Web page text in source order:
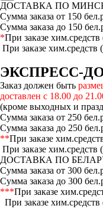
ДОСТАВКА ПО
Сумма заказа от 150
Сумма заказа до 150
*При заказе
При заказе
ЭКСПРЕСС-
Заказ должен быть
доставлен с 18.00 до
(кроме выходных и
Сумма заказа от 250
Сумма заказа до 250
**При заказе
При заказе
ДОСТАВКА ПО
Сумма заказа от 300
Сумма заказа до 300
***При заказе
При заказе